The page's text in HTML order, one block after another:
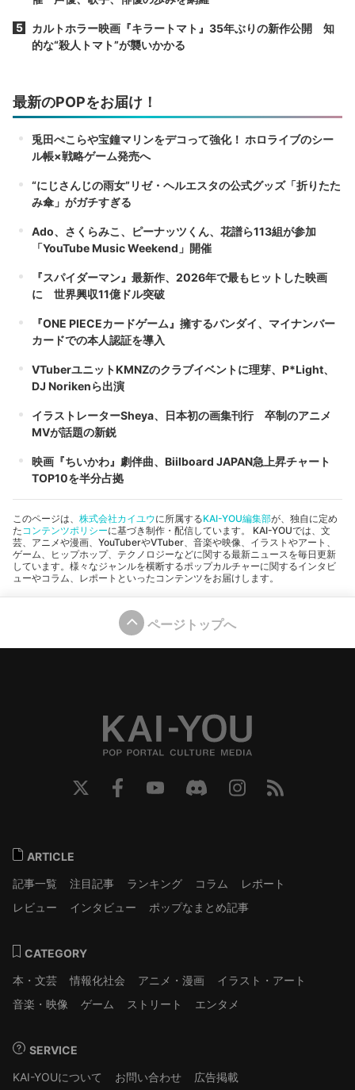
カルトホラー映画『キラートマト』35年ぶりの新作公開 知
的な“殺人トマト”が襲いかかる
最新のPOPをお届け！
兎田ぺこらや宝鐘マリンをデコって強化！ ホロライブのシー
ル帳×戦略ゲーム発売へ
“にじさんじの雨女”リゼ・ヘルエスタの公式グッズ「折りたた
み傘」がガチすぎる
Ado、さくらみこ、ピーナッツくん、花譜ら113組が参加
「YouTube Music Weekend」開催
『スパイダーマン』最新作、2026年で最もヒットした映画
に 世界興収11億ドル突破
『ONE PIECEカードゲーム』擁するバンダイ、マイナンバー
カードでの本人認証を導入
VTuberユニットKMNZのクラブイベントに理芽、P*Light、
DJ Norikenら出演
イラストレーターSheya、日本初の画集刊行 卒制のアニメ
MVが話題の新鋭
映画『ちいかわ』劇伴曲、Biilboard JAPAN急上昇チャート
TOP10を半分占拠
このページは、 株式会社カイユウに所属するKAI-YOU編集部が、独自に定め
たコンテンツポリシーに基づき制作・配信しています。 KAI-YOUでは、文
芸、アニメや漫画、YouTuberやVTuber、音楽や映像、イラストやアート、
ゲーム、ヒップホップ、テクノロジーなどに関する最新ニュースを毎日更新
しています。様々なジャンルを横断するポップカルチャーに関するインタビ
ューやコラム、レポートといったコンテンツをお届けします。
ページトップへ
ARTICLE
記事一覧
注目記事 ランキング コラム
レポート
レビュー
インタビュー ポップなまとめ記事
CATEGORY
本・文芸
情報化社会 アニメ・漫画
イラスト・アート
音楽・映像
ゲーム ストリート エンタメ
SERVICE
KAI-YOUについて
お問い合わせ 広告掲載